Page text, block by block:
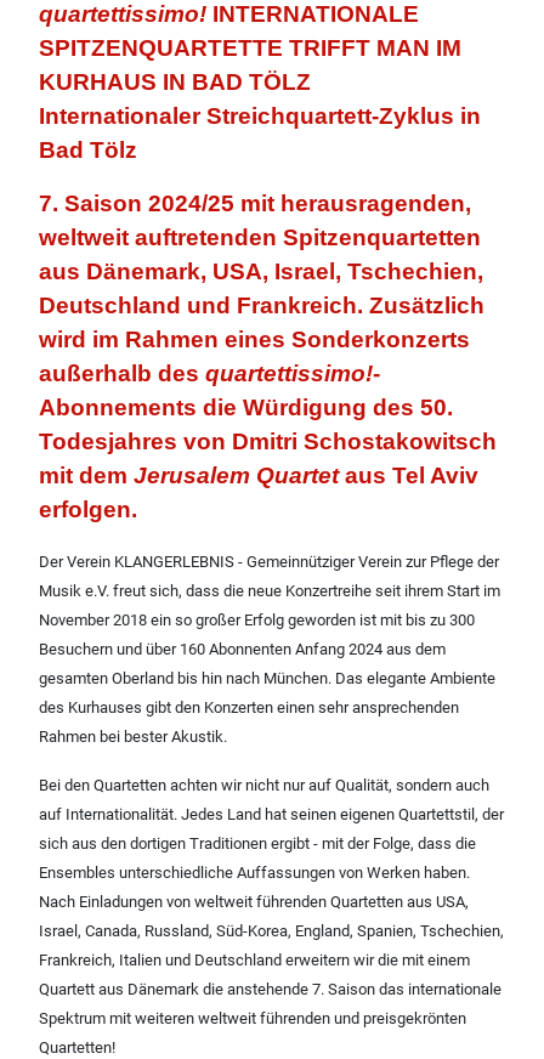
quartettissimo! INTERNATIONALE
SPITZENQUARTETTE TRIFFT MAN IM
KURHAUS IN BAD TÖLZ
Internationaler Streichquartett-Zyklus in
Bad Tölz
7. Saison 2024/25 mit herausragenden,
weltweit auftretenden Spitzenquartetten
aus Dänemark, USA, Israel, Tschechien,
Deutschland und Frankreich. Zusätzlich
wird im Rahmen eines Sonderkonzerts
außerhalb des quartettissimo!-
Abonnements die Würdigung des 50.
Todesjahres von Dmitri Schostakowitsch
mit dem Jerusalem Quartetaus Tel Aviv
erfolgen.
Der Verein KLANGERLEBNIS - Gemeinnütziger Verein zur Pflege der
Musik e.V. freut sich, dass die neue Konzertreihe seit ihrem Start im
November 2018 ein so großer Erfolg geworden ist mit bis zu 300
Besuchern und über 160 Abonnenten Anfang 2024 aus dem
gesamten Oberland bis hin nach München. Das elegante Ambiente
des Kurhauses gibt den Konzerten einen sehr ansprechenden
Rahmen bei bester Akustik.
Bei den Quartetten achten wir nicht nur auf Qualität, sondern auch
auf Internationalität. Jedes Land hat seinen eigenen Quartettstil, der
sich aus den dortigen Traditionen ergibt - mit der Folge, dass die
Ensembles unterschiedliche Auffassungen von Werken haben.
Nach Einladungen von weltweit führenden Quartetten aus USA,
Israel, Canada, Russland, Süd-Korea, England, Spanien, Tschechien,
Frankreich, Italien und Deutschland erweitern wir die mit einem
Quartett aus Dänemark die anstehende 7. Saison das internationale
Spektrum mit weiteren weltweit führenden und preisgekrönten
Quartetten!